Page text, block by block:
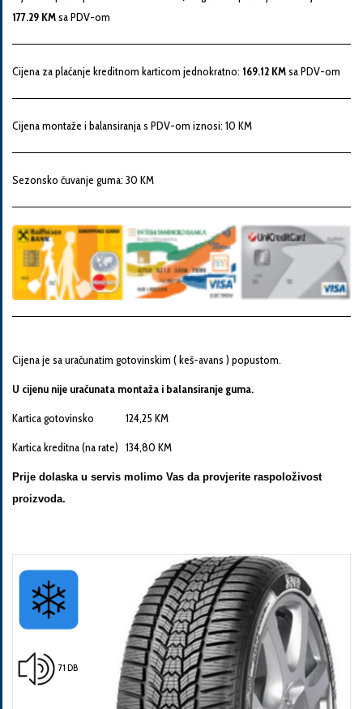
proizvodnje
Vaša
poruka
Pošalji
177.29 KMsa PDV-om
Cijena za plaćanje kreditnom karticom jednokratno: 169.12 KMsa PDV-om
Cijena montaže i balansiranja s PDV-om iznosi: 10 KM
Sezonsko čuvanje guma: 30 KM
Cijena je sa uračunatim gotovinskim ( keš-avans ) popustom.
U cijenu nije uračunata montaža i balansiranje guma.
Kartica gotovinsko 124,25 KM
Kartica kreditna (na rate) 134,80 KM
Prije dolaska u servis molimo Vas da provjerite raspoloživost
proizvoda.
71 DB